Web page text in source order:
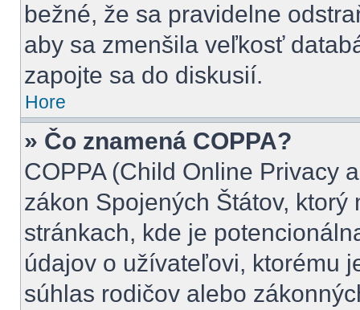
bežné, že sa pravidelne
aby sa zmenšila veľkosť
zapojte sa do diskusií.
Hore
» Čo znamená COPPA?
COPPA (Child Online Privacy
zákon Spojených Štátov,
stránkach, kde je
údajov o užívateľovi, ktorému
súhlas rodičov alebo